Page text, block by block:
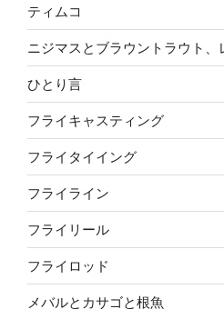
ティムコ
ニジマスとブラウントラウト、
ひとり言
フライキャスティング
フライタイイング
フライライン
フライリール
フライロッド
メバルとカサゴと根魚